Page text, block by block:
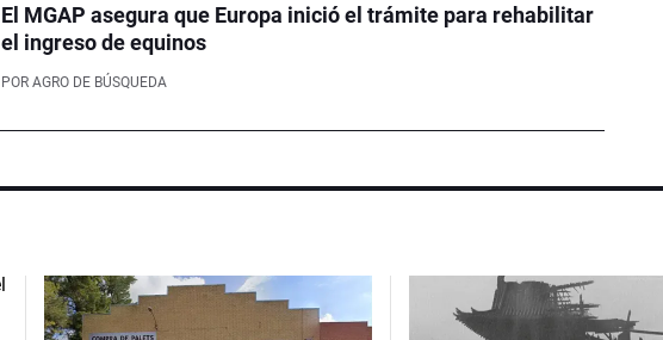
El MGAP asegura que Europa inició el trámite para rehabilitar
el ingreso de equinos
POR AGRO DE BÚSQUEDA